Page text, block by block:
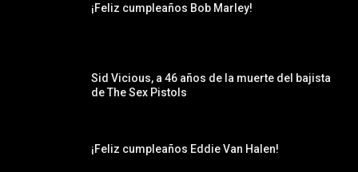
¡Feliz cumpleaños Bob Marley!
Sid Vicious, a 46 años de la muerte del bajista
de The Sex Pistols
¡Feliz cumpleaños Eddie Van Halen!